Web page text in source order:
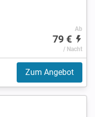
Ab
79 €
/ Nacht
Zum Angebot